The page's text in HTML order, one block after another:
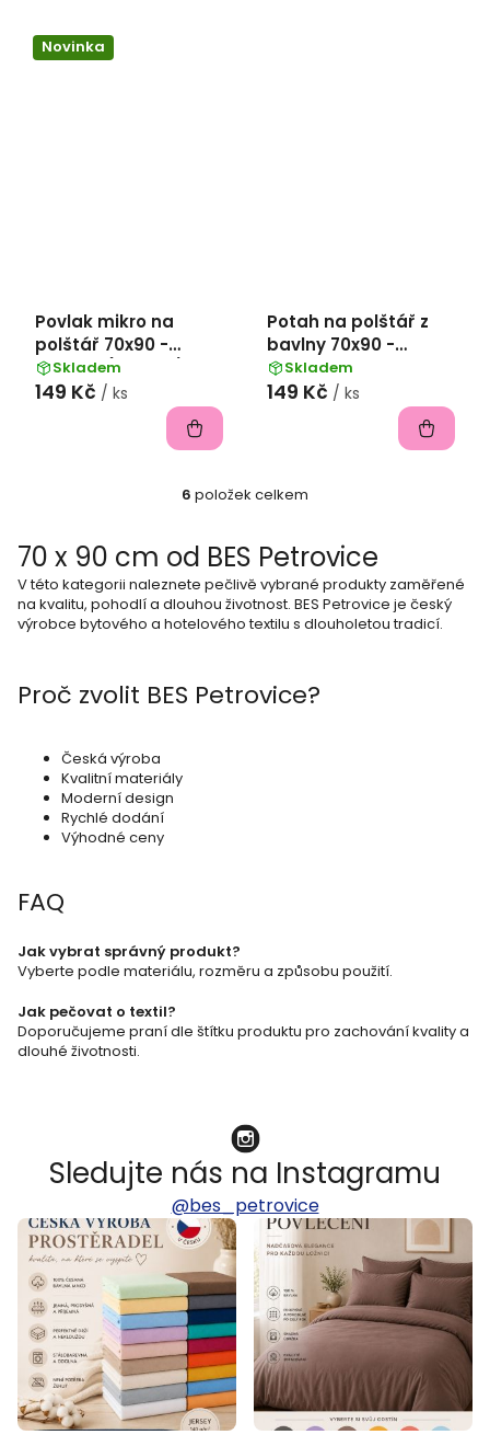
Novinka
Povlak mikro na
polštář 70x90 -
Kávová (11-0605)
Skladem
149 Kč / ks
Potah na polštář z
bavlny 70x90 -
Honeycomb
Skladem
149 Kč / ks
O
v
l
á
d
c
p
6 položek celkem
70 x 90 cm od BES Petrovice
V této kategorii naleznete pečlivě vybrané produkty zaměřené
na kvalitu, pohodlí a dlouhou životnost. BES Petrovice je český
výrobce bytového a hotelového textilu s dlouholetou tradicí.
Proč zvolit BES Petrovice?
Česká výroba
Kvalitní materiály
Moderní design
Rychlé dodání
Výhodné ceny
FAQ
Jak vybrat správný produkt?
Vyberte podle materiálu, rozměru a způsobu použití.
Jak pečovat o textil?
Doporučujeme praní dle štítku produktu pro zachování kvality a
dlouhé životnosti.
Sledujte nás na Instagramu
@bes_petrovice